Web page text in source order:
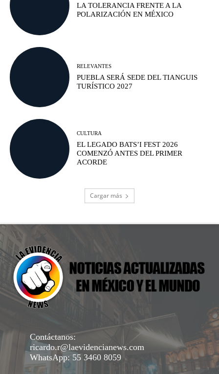
LA TOLERANCIA FRENTE A LA
POLARIZACIÓN EN MÉXICO
RELEVANTES
PUEBLA SERÁ SEDE DEL TIANGUIS
TURÍSTICO 2027
CULTURA
EL LEGADO BATS’I FEST 2026
COMENZÓ ANTES DEL PRIMER
ACORDE
Cargar más
Contáctanos:
ricardo.r@laevidencianews.com
WhatsApp: 55 3460 8059